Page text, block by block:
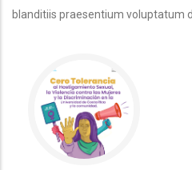
blanditiis praesentium voluptatum